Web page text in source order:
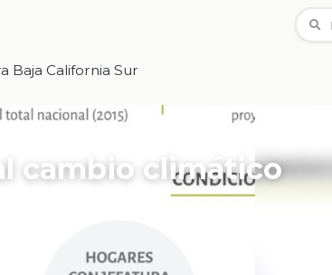
Baja California Sur
cambio climático